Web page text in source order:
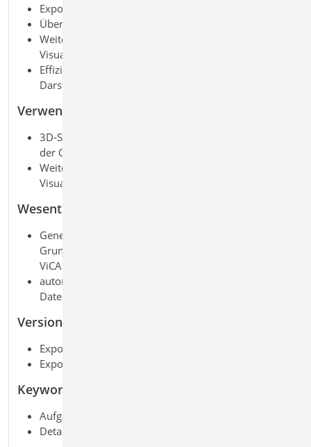
Export von 3D
Übergabe inklusive Materialien und Texturen
Weiterbearbeitung in spezialisierter
Visualisierungssoftware
Effizienter Workflow von Modell zu fotorealistischer
Darstellung
Verwendung
3D-Schnittstelle zum Datenaustausch inkl. Texturen
der Oberflächen
Weiterbearbeitung in spezifischer
Visualisierungssoftware
Wesentliche Merkmale
Generierung eines 3D-Gebäudemodells auf
Grundlage der Sichtbarkeitseinstellungen einer
ViCADo-Visualisierung
automatisierte Bereitstellung aller Texturen für den
Datenaustausch
Versionierung
Export im dae-Format, Version 1.5
Export im fbx-Format, Version 7.5
Keywords
Aufgaben: Architektur; CAD; Bauphysik
Detailaufgaben: Architekturmodell